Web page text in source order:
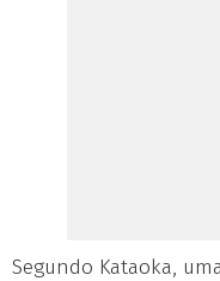
Segundo Kataoka,